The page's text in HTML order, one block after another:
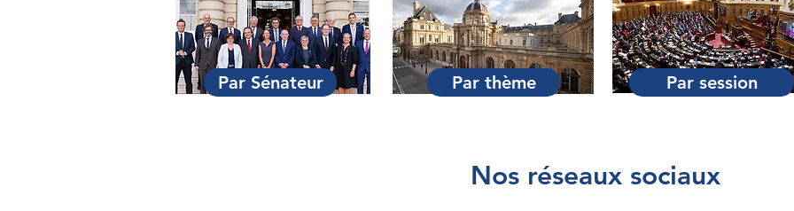
Par Sénateur Par thème Par session
Nos réseaux sociaux